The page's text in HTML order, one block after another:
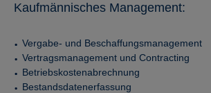
Kaufmännisches Management:
Vergabe- und Beschaffungsmanagement
Vertragsmanagement und Contracting
Betriebskostenabrechnung
Bestandsdatenerfassung